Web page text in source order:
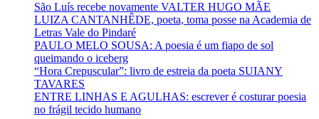
São Luís recebe novamente VALTER HUGO MÃE
LUIZA CANTANHÊDE, poeta, toma posse na Academia de
Letras Vale do Pindaré
PAULO MELO SOUSA: A poesia é um fiapo de sol
queimando o iceberg
“Hora Crepuscular”: livro de estreia da poeta SUIANY
TAVARES
ENTRE LINHAS E AGULHAS: escrever é costurar poesia
no frágil tecido humano